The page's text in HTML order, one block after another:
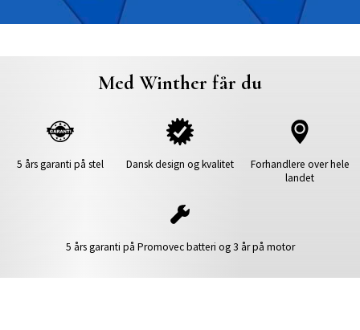
Med Winther får du
5 års garanti på stel Dansk design og kvalitet
Forhandlere over hele
landet
5 års garanti på Promovec batteri og 3 år på motor